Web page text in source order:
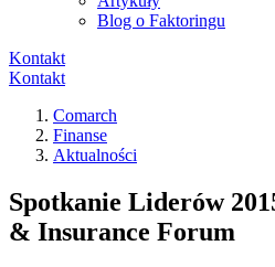
Blog o Faktoringu
Kontakt
Kontakt
Comarch
Finanse
Aktualności
Spotkanie Liderów
& Insurance Forum